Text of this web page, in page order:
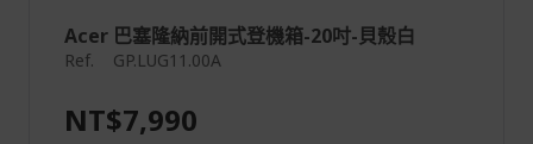
Acer 巴塞隆納前開式登機箱-20吋-貝殼白
Ref. GP.LUG11.00A
NT$7,990